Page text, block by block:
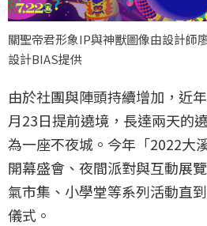
關聖帝君形象IP與神獸圖像由設計師
設計BIAS提供
由於社團與陣頭持續增加，近
月23日提前遶境，長達兩天的
為一座不夜城。今年「2022大
開幕盛會、夜間派對與互動展
氣市集、小學堂等系列活動直
儀式。